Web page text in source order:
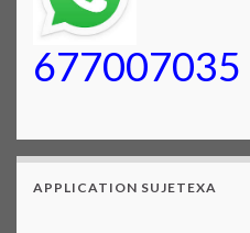
677007035
APPLICATION SUJETEXA